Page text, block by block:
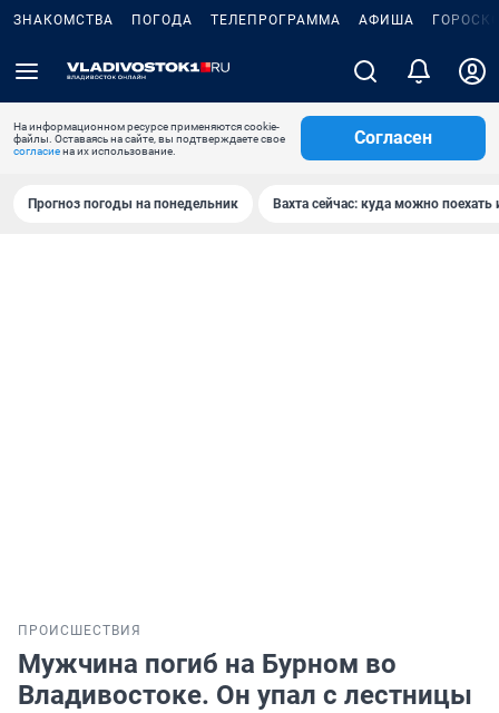
ЗНАКОМСТВА ПОГОДА ТЕЛЕПРОГРАММА АФИША
На информационном ресурсе применяются cookie-
файлы. Оставаясь на сайте, вы подтверждаете свое
согласиена их использование.
Согласен
Прогноз погоды на понедельник Вахта сейчас: куда можно поехать
ПРОИСШЕСТВИЯ
Мужчина погиб на Бурном во
Владивостоке. Он упал с лестницы